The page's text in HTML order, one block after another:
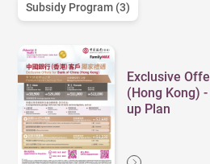
Subsidy Program (3)
Exclusive
(Hong Kong)
up Plan